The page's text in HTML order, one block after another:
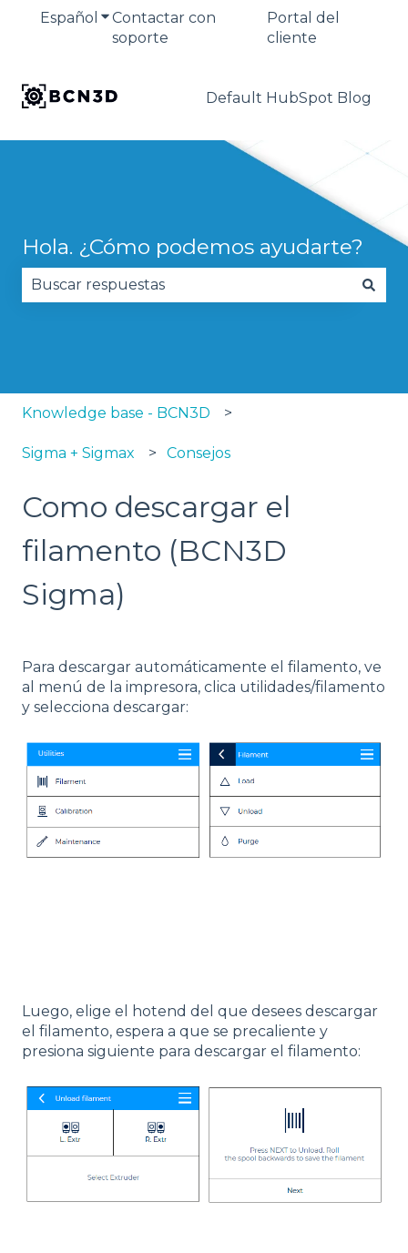
Español Traducciones de Mostrar submenú de
Contactar con
soporte
Portal del
cliente
Default HubSpot Blog
Hola. ¿Cómo podemos ayudarte?
Knowledge base - BCN3D
Sigma + Sigmax Consejos
Como descargar el
filamento (BCN3D
Sigma)
Para descargar automáticamente el filamento, ve
al menú de la impresora, clica utilidades/filamento
y selecciona descargar:
Luego, elige el hotend del que desees descargar
el filamento, espera a que se precaliente y
presiona siguiente para descargar el filamento: